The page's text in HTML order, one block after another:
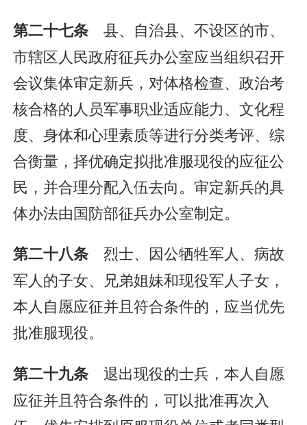
第二十七条 县、自治县、不设区的市、
市辖区人民政府征兵办公室应当组织召开
会议集体审定新兵，对体格检查、政治考
核合格的人员军事职业适应能力、文化程
度、身体和心理素质等进行分类考评、综
合衡量，择优确定拟批准服现役的应征公
民，并合理分配入伍去向。审定新兵的具
体办法由国防部征兵办公室制定。
第二十八条 烈士、因公牺牲军人、病故
军人的子女、兄弟姐妹和现役军人子女，
本人自愿应征并且符合条件的，应当优先
批准服现役。
第二十九条 退出现役的士兵，本人自愿
应征并且符合条件的，可以批准再次入